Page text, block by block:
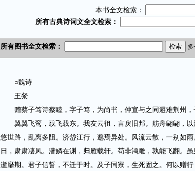
本书全文检索：
○魏诗
王粲
赠蔡子笃诗蔡睦，字子笃，为尚书，仲宣与之同避难荆州，
翼翼飞鸾，载飞载东。我友云徂，言戾旧邦。舫舟翩翩，以
悠世路，乱离多阻。济岱江行，邈焉异处。风流云散，一别如
日，肃肃凄风。潜鳞在渊，归雁载轩。苟非鸿雕，孰能飞翻。
逝靡期。君子信誓，不迁于时。及子同寮，生死固之。何以赠